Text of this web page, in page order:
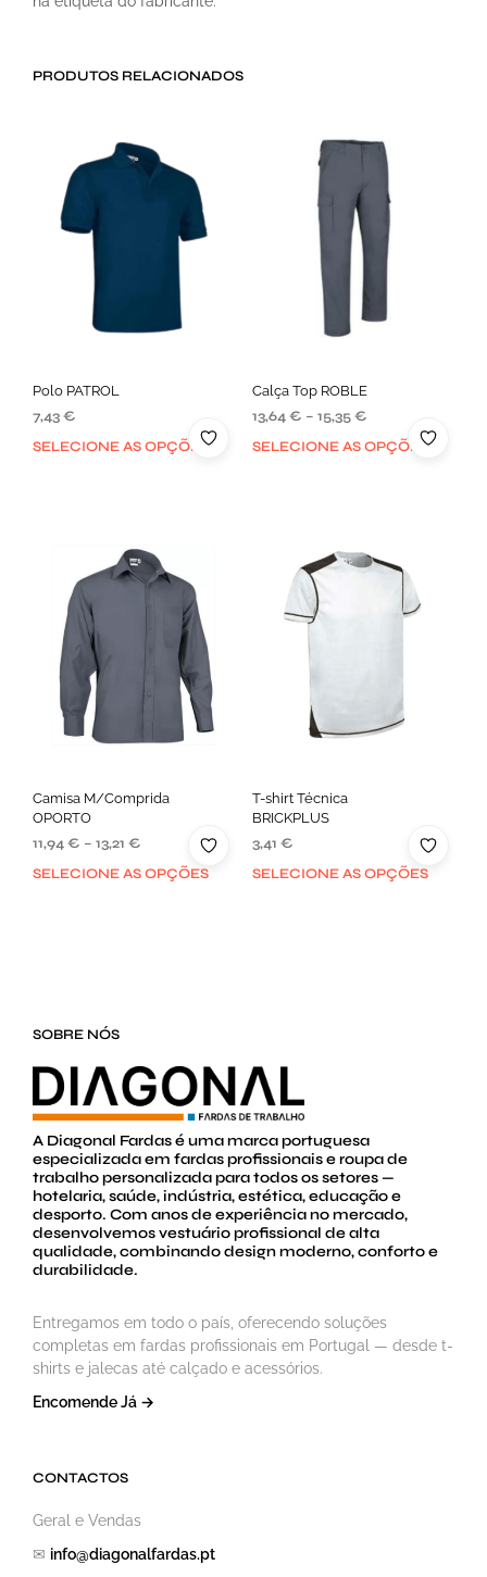
PRODUTOS RELACIONADOS
Polo PATROL
7,43€
SELECIONE AS OPÇÕES
Calça Top ROBLE
13,64€ – 15,35€
SELECIONE AS OPÇÕES
Camisa M/Comprida
OPORTO
11,94€ – 13,21 €
SELECIONE AS OPÇÕES
T-shirt Técnica
BRICKPLUS
3,41 €
SELECIONE AS OPÇÕES
SOBRE NÓS
A Diagonal Fardas é uma marca portuguesa
especializada em fardas profissionais e roupa de
trabalho personalizada para todos os setores —
hotelaria, saúde, indústria, estética, educação e
desporto. Com anos de experiência no mercado,
desenvolvemos vestuário profissional de alta
qualidade, combinando design moderno, conforto e
durabilidade.
Entregamos em todo o país, oferecendo soluções
completas em fardas profissionais em Portugal — desde t-
shirts e jalecas até calçado e acessórios.
Encomende Já →
CONTACTOS
Geral e Vendas
✉ info@diagonalfardas.pt